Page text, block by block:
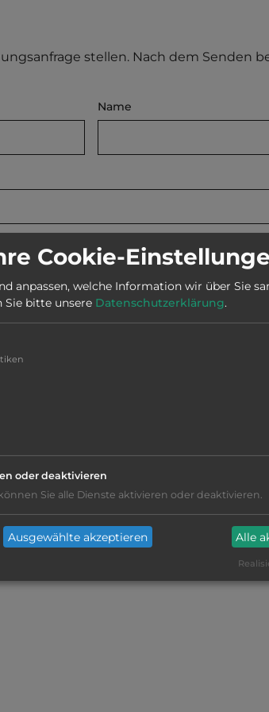
stellen. Nach dem Senden
Name
Abreisetag
Campingplatz weitergeleitet werden.
Cookie-
anpassen, welche Information wir über Sie
Sie bitte unsere Datenschutzerklärung.
oder deaktivieren
Sie alle Dienste aktivieren oder deaktivieren.
Ausgewählte akzeptieren Alle